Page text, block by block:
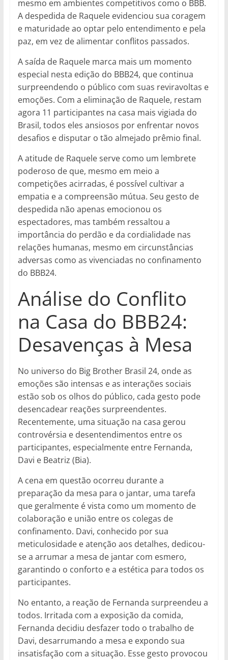
mesmo em ambientes competitivos como o BBB.
A despedida de Raquele evidenciou sua coragem
e maturidade ao optar pelo entendimento e pela
paz, em vez de alimentar conflitos passados.
A saída de Raquele marca mais um momento
especial nesta edição do BBB24, que continua
surpreendendo o público com suas reviravoltas e
emoções. Com a eliminação de Raquele, restam
agora 11 participantes na casa mais vigiada do
Brasil, todos eles ansiosos por enfrentar novos
desafios e disputar o tão almejado prêmio final.
A atitude de Raquele serve como um lembrete
poderoso de que, mesmo em meio a
competições acirradas, é possível cultivar a
empatia e a compreensão mútua. Seu gesto de
despedida não apenas emocionou os
espectadores, mas também ressaltou a
importância do perdão e da cordialidade nas
relações humanas, mesmo em circunstâncias
adversas como as vivenciadas no confinamento
do BBB24.
Análise do Conflito
na Casa do BBB24:
Desavenças à Mesa
No universo do Big Brother Brasil 24, onde as
emoções são intensas e as interações sociais
estão sob os olhos do público, cada gesto pode
desencadear reações surpreendentes.
Recentemente, uma situação na casa gerou
controvérsia e desentendimentos entre os
participantes, especialmente entre Fernanda,
Davi e Beatriz (Bia).
A cena em questão ocorreu durante a
preparação da mesa para o jantar, uma tarefa
que geralmente é vista como um momento de
colaboração e união entre os colegas de
confinamento. Davi, conhecido por sua
meticulosidade e atenção aos detalhes, dedicou-
se a arrumar a mesa de jantar com esmero,
garantindo o conforto e a estética para todos os
participantes.
No entanto, a reação de Fernanda surpreendeu a
todos. Irritada com a exposição da comida,
Fernanda decidiu desfazer todo o trabalho de
Davi, desarrumando a mesa e expondo sua
insatisfação com a situação. Esse gesto provocou